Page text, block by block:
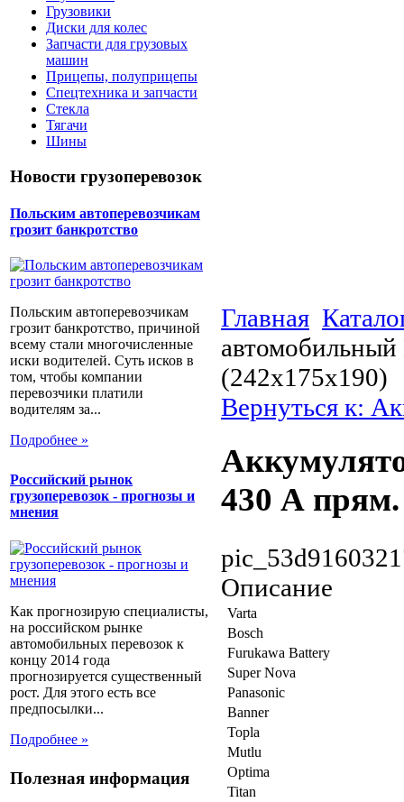
Грузовики
Диски для колес
Запчасти для грузовых
машин
Прицепы, полуприцепы
Спецтехника и запчасти
Стекла
Тягачи
Шины
Новости грузоперевозок
Польским автоперевозчикам
грозит банкротство
Польским автоперевозчикам
грозит банкротство, причиной
всему стали многочисленные
иски водителей. Суть исков в
том, чтобы компании
перевозчики платили
водителям за...
Подробнее »
Российский рынок
грузоперевозок - прогнозы и
мнения
Как прогнозирую специалисты,
на российском рынке
автомобильных перевозок к
концу 2014 года
прогнозируется существенный
рост. Для этого есть все
предпосылки...
Подробнее »
Полезная информация
Главная
(242x175x190)
Вернуться к:
430 А прям.
Описание
Varta
Bosch
Furukawa Battery
Super Nova
Panasonic
Banner
Topla
Mutlu
Optima
Titan